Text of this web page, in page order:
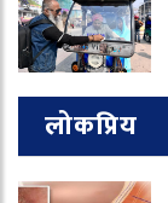
लोकप्रिय